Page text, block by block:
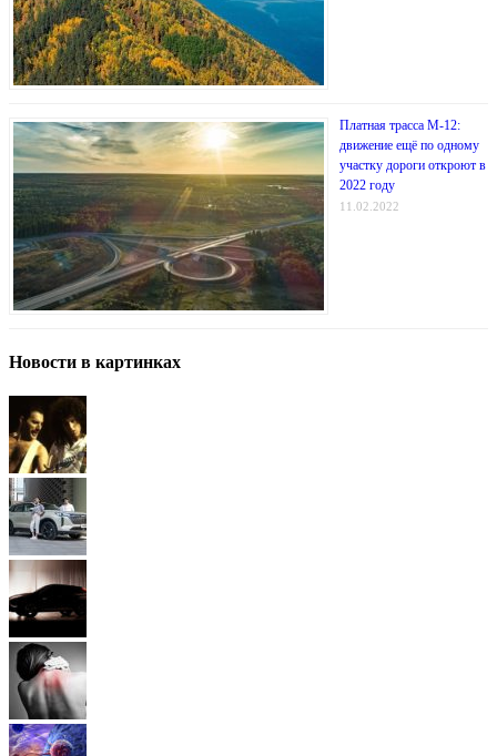
Платная трасса М-12:
движение ещё по одному
участку дороги откроют в
2022 году
11.02.2022
Новости в картинках